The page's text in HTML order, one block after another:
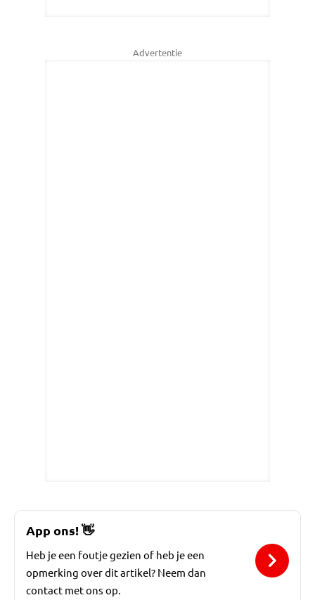
Advertentie
App ons!👋
Heb je een foutje gezien of heb je een
opmerking over dit artikel? Neem dan
contact met ons op.